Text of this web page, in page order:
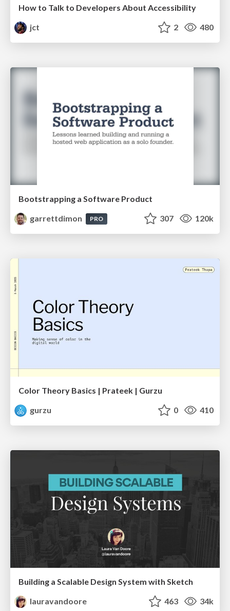
How to Talk to Developers About Accessibility
jct
2 480
Bootstrapping a Software Product
garrettdimon
PRO 307 120k
Color Theory Basics | Prateek | Gurzu
gurzu
0 410
Building a Scalable Design System with Sketch
lauravandoore
463 34k